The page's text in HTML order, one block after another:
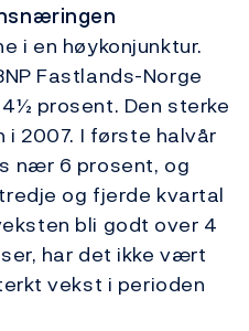
i en høykonjunktur.
Fastlands-Norge
prosent. Den sterke
2007. I første halvår
nær 6 prosent, og
og fjerde kvartal
bli godt over 4
har det ikke vært
vekst i perioden